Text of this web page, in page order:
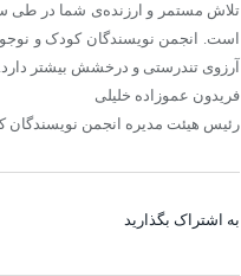
تلاش مستمر و ارزنده‌ی شما در طی
است. انجمن نویسندگان کودک و
آرزوی تندرستی و درخشش بیشتر دارد.
فریدون عموزاده خلیلی
رئیس هیئت مدیره انجمن نویسندگان
به اشتراک بگذارید